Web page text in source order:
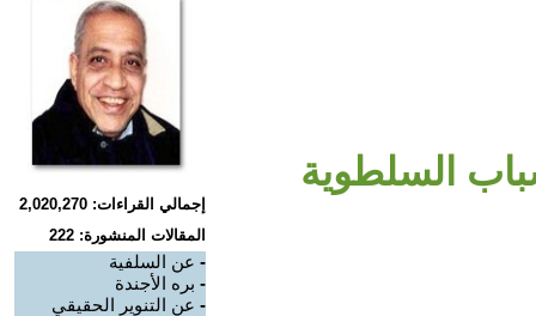
السلطوية
إجمالي القراءات: 2,020,270
المقالات المنشورة: 222
- عن السلفية
- بره الأجندة
- عن التنوير الحقيقي